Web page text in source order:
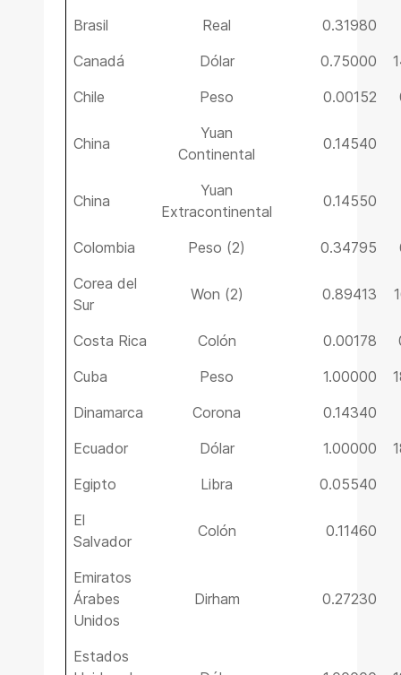
Brasil
Real
0.31980
Canadá
Dólar 0.75000
Chile
Peso 0.00152
China
Yuan
Continental
0.14540
China
Yuan
Extracontinental
0.14550
Colombia Peso (2) 0.34795
Corea del
Sur
Won (2) 0.89413
Costa Rica Colón 0.00178
Cuba
Peso 1.00000
Dinamarca
Corona
0.14340
Ecuador
Dólar 1.00000
Egipto
Libra
0.05540
El
Salvador
Colón 0.11460
Emiratos
Árabes
Unidos
Dirham 0.27230
Estados